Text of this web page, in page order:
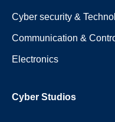
Cyber security &
Communication &
Electronics
Cyber Studios